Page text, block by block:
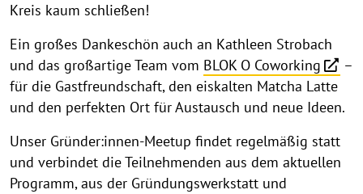
Kreis kaum schließen!
Ein großes Dankeschön auch an Kathleen Strobach
und das großartige Team vom BLOK O Coworking
–
für die Gastfreundschaft, den eiskalten Matcha Latte
und den perfekten Ort für Austausch und neue Ideen.
Unser Gründer:innen-Meetup findet regelmäßig statt
und verbindet die Teilnehmenden aus dem aktuellen
Programm, aus der Gründungswerkstatt und